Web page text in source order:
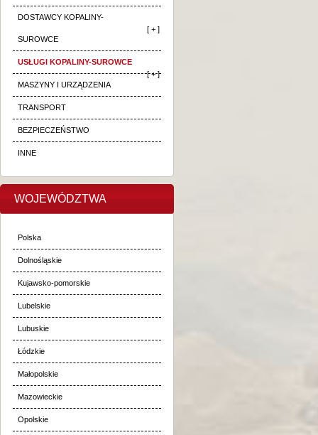
DOSTAWCY KOPALINY-
SUROWCE
[ + ]
USŁUGI KOPALINY-SUROWCE
[ + ]
MASZYNY I URZĄDZENIA
TRANSPORT
BEZPIECZEŃSTWO
INNE
WOJEWÓDZTWA
Polska
Dolnośląskie
Kujawsko-pomorskie
Lubelskie
Lubuskie
Łódzkie
Małopolskie
Mazowieckie
Opolskie